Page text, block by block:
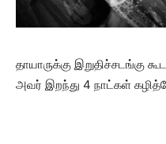
தாயாருக்கு இறுதிச்சடங்கு
அவர் இறந்து 4 நாட்கள்